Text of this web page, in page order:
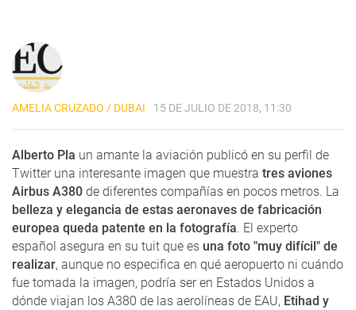
AMELIA CRUZADO / DUBAI 15 DE JULIO DE 2018, 11:30
Alberto Pla un amante la aviación publicó en su perfil de
Twitter una interesante imagen que muestra tres aviones
Airbus A380 de diferentes compañías en pocos metros. La
belleza y elegancia de estas aeronaves de fabricación
europea queda patente en la fotografía. El experto
español asegura en su tuit que es una foto "muy difícil" de
realizar, aunque no especifica en qué aeropuerto ni cuándo
fue tomada la imagen, podría ser en Estados Unidos a
dónde viajan los A380 de las aerolíneas de EAU, Etihad y